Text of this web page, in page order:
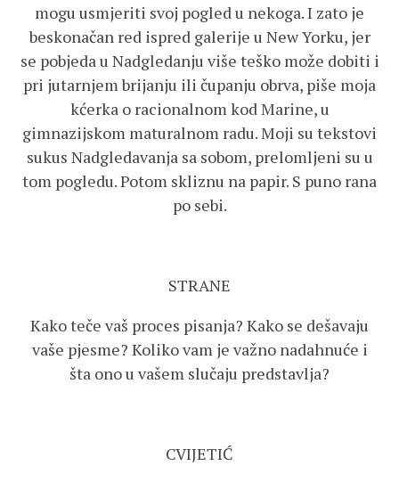
mogu usmjeriti svoj pogled u nekoga. I zato je
beskonačan red ispred galerije u New Yorku, jer
se pobjeda u Nadgledanju više teško može dobiti i
pri jutarnjem brijanju ili čupanju obrva, piše moja
kćerka o racionalnom kod Marine, u
gimnazijskom maturalnom radu. Moji su tekstovi
sukus Nadgledavanja sa sobom, prelomljeni su u
tom pogledu. Potom skliznu na papir. S puno rana
po sebi.
STRANE
Kako teče vaš proces pisanja? Kako se dešavaju
vaše pjesme? Koliko vam je važno nadahnuće i
šta ono u vašem slučaju predstavlja?
CVIJETIĆ